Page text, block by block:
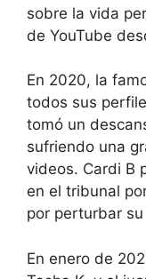
sobre la vida
de YouTube
En 2020, la
todos sus
tomó un
sufriendo una
videos. Cardi B
en el tribunal
por perturbar
En enero de